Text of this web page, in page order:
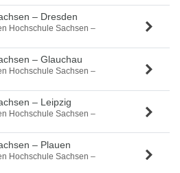
– Dresden
Hochschule Sachsen –
– Glauchau
Hochschule Sachsen –
– Leipzig
Hochschule Sachsen –
– Plauen
Hochschule Sachsen –